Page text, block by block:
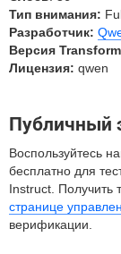
Тип внимания:
Разработчик:
Версия
Лицензия: qwen
Публичный
Воспользуйтесь
бесплатно для
Instruct. Получить
странице
верификации.